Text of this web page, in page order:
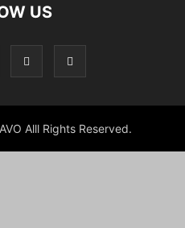
US
Alll Rights Reserved.